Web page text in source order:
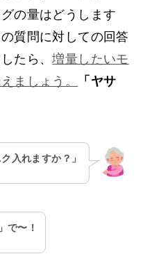
の量はどうします
質問に対しての回答
たら、増量したいモ
ましょう。
「ヤサ
ク入れますか？」
で〜！